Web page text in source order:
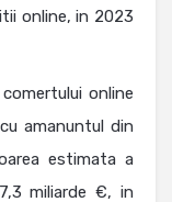
online, in 2023
online
amanuntul din
estimata a
miliarde €, in